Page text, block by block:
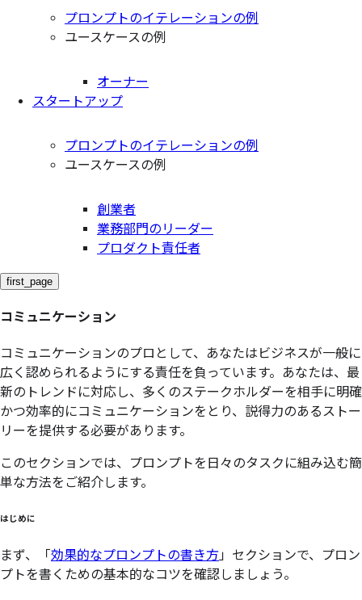
プロンプトのイテレーションの例
ユースケースの例
オーナー
スタートアップ
プロンプトのイテレーションの例
ユースケースの例
創業者
業務部門のリーダー
プロダクト責任者
first_page
コミュニケーション
コミュニケーションのプロとして、あなたはビジネスが一般に
広く認められるようにする責任を負っています。あなたは、最
新のトレンドに対応し、多くのステークホルダーを相手に明確
かつ効率的にコミュニケーションをとり、説得力のあるストー
リーを提供する必要があります。
このセクションでは、プロンプトを日々のタスクに組み込む簡
単な方法をご紹介します。
はじめに
まず、「 効果的なプロンプトの書き方」セクションで、プロン
プトを書くための基本的なコツを確認しましょう。